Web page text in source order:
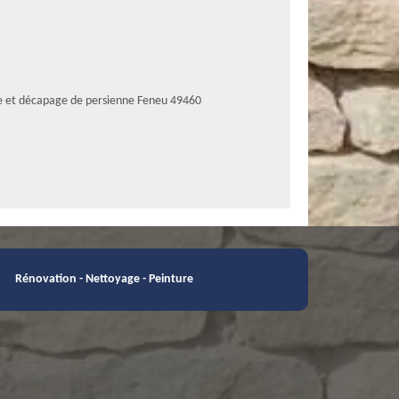
et décapage de persienne Feneu 49460
Rénovation - Nettoyage - Peinture